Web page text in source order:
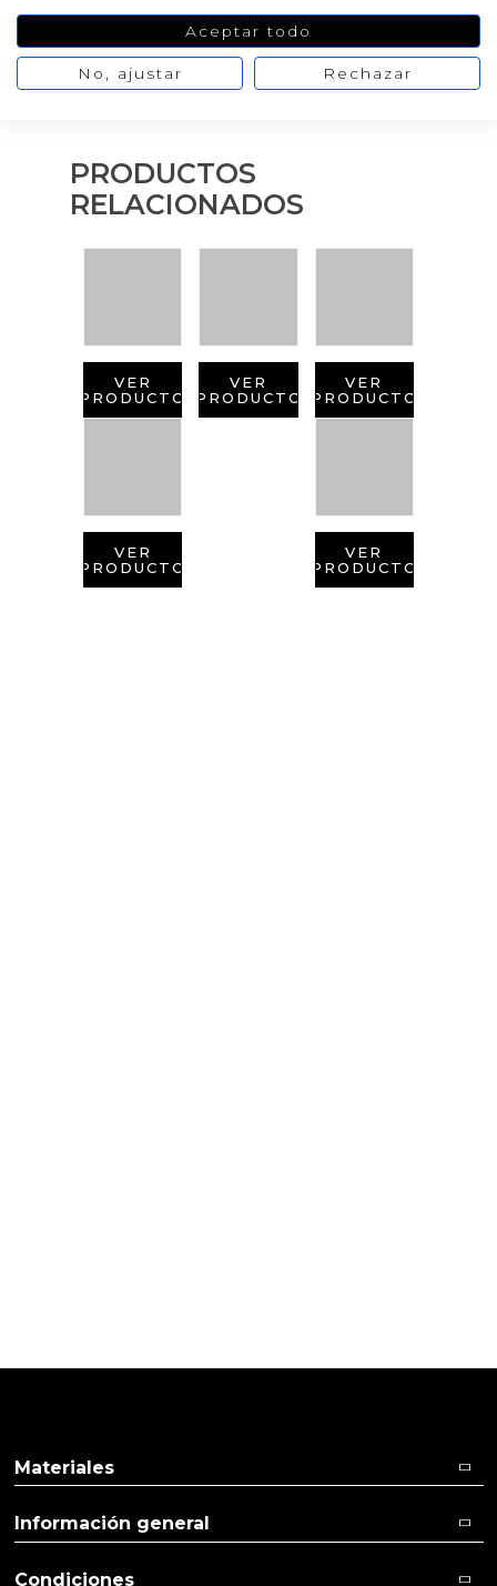
PRODUCTOS
RELACIONADOS
VER
PRODUCTO
VER
PRODUCTO
VER
PRODUCTO
VER
PRODUCTO
VER
PRODUCTO
Materiales
Información general
Condiciones
Aceptar todo
No, ajustar Rechazar